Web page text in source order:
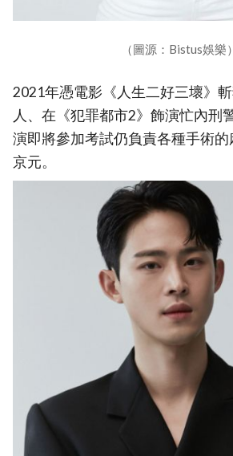
（圖源：Bistus娛樂）
2021年憑電影《人生二好三壞》
人、在《犯罪都市2》飾演忙內刑
演即將參加考試仍負責各種手術
京元。